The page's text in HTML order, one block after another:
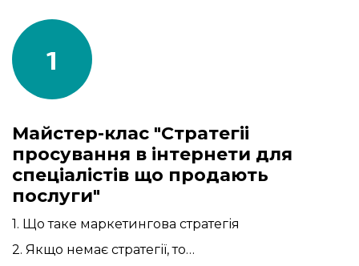
1
Майстер-клас "Стратегіі
просування в інтернети для
спеціалістів що продають
послуги"
1. Що таке маркетингова стратегія
2. Якщо немає стратегії, то…